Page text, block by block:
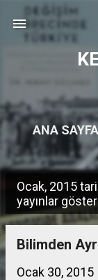
ANA SAYFA
K
a
Ocak, 2015
yayınlar
Bilimden
Ocak 30, 2015